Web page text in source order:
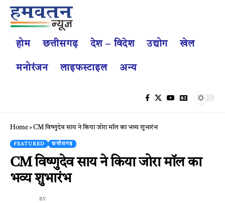
होम छत्तीसगढ़ देश – विदेश उद्योग खेल
मनोरंजन लाइफस्टाइल अन्य
Home»CM विष्णुदेव साय ने किया जोरा मॉल का भव्य शुभारंभ
FEATURED छत्तीसगढ़
CM विष्णुदेव साय ने किया जोरा मॉल का
भव्य शुभारंभ
BY